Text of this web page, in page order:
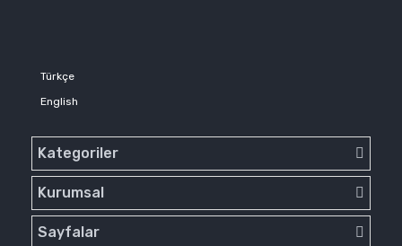
Türkçe
English
Kategoriler
Kurumsal
Sayfalar